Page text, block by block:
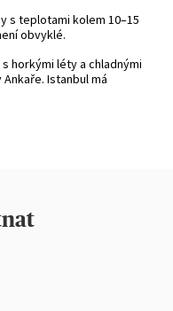
s teplotami kolem 10–15
obvyklé.
horkými léty a chladnými
Istanbul má